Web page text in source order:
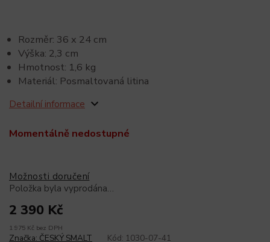
2 390 Kč
1 975 Kč bez DPH
Momentálně nedostupné
Možnosti doručení
Položka byla vyprodána…
Rozměr: 36 x 24 cm
Výška: 2,3 cm
Hmotnost: 1,6 kg
Materiál: Posmaltovaná litina
Detailní informace
Značka: ČESKÝ SMALT Kód: 1030-07-41